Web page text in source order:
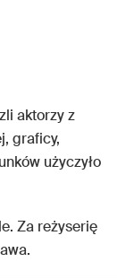
aktorzy z
graficy,
użyczyło
Za reżyserię